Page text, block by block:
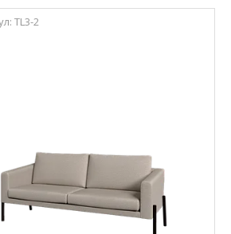
TL3-2